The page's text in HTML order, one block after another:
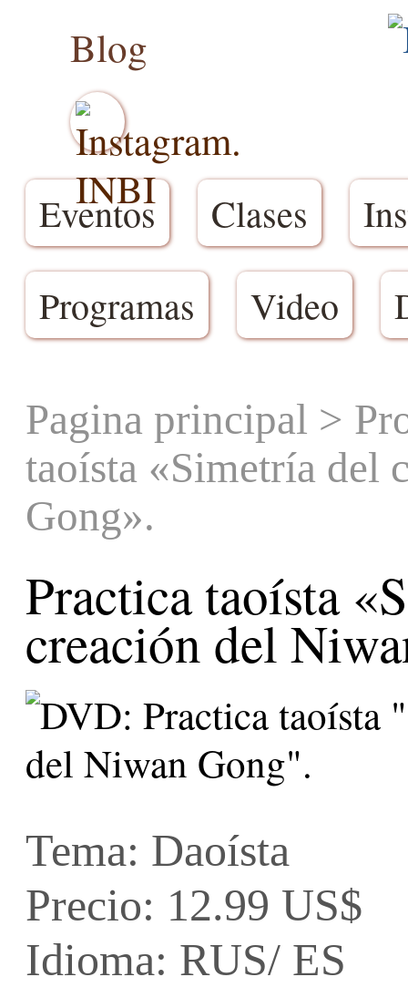
Blog
Eventos Clases
Programas
Video
Pagina principal >
taoísta «Simetría del
Gong».
Practica taoísta
creación del
Tema: Daoísta
Precio: 12.99 US$
Idioma: RUS/ ES